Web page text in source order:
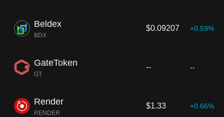
Beldex
BDX
$0.09207 +0.59%
GateToken
GT
-- --
Render
RENDER
$1.33 +0.66%